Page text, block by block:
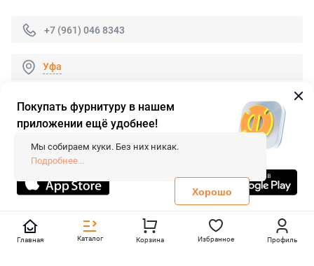
+7 (961) 046 8343
Уфа
© 2026 «FieraShop.ru»
Сопровождение сайта
- Вебформат.
Все права защищены.
Не является публичной офертой
Политика конфиденциальности
Главная Каталог Корзина Избранное Профиль
Покупать фурнитуру в нашем
приложении ещё удобнее!
Мы собираем куки. Без них никак.
Подробнее...
Хорошо